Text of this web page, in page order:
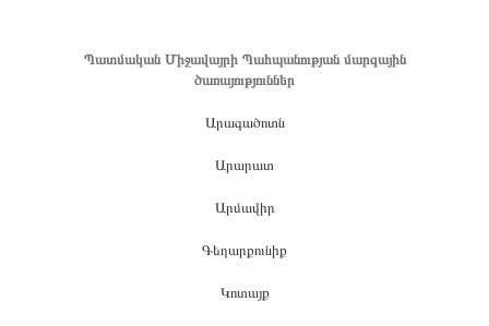
Պատմական Միջավայրի Պահպանության մարզային
ծառայություններ
Արագածոտն
Արարատ
Արմավիր
Գեղարքունիք
Կոտայք